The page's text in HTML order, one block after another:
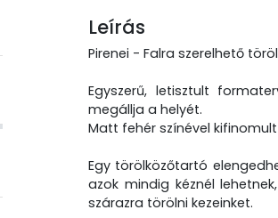
Leírás
Pirenei - Falra szerelhető
Egyszerű, letisztult
megállja a helyét.
Matt fehér színével
Egy törölközőtartó
azok mindig kéznél
szárazra törölni kezeinket.